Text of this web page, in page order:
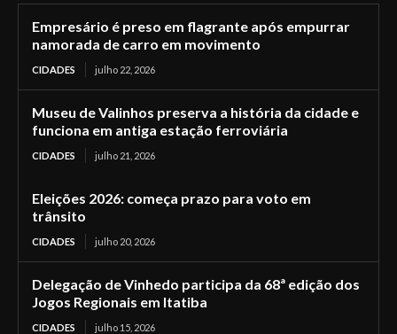
Empresário é preso em flagrante após empurrar
namorada de carro em movimento
CIDADES julho 22, 2026
Museu de Valinhos preserva a história da cidade e
funciona em antiga estação ferroviária
CIDADES julho 21, 2026
Eleições 2026: começa prazo para voto em
trânsito
CIDADES julho 20, 2026
Delegação de Vinhedo participa da 68ª edição dos
Jogos Regionais em Itatiba
CIDADES julho 15, 2026